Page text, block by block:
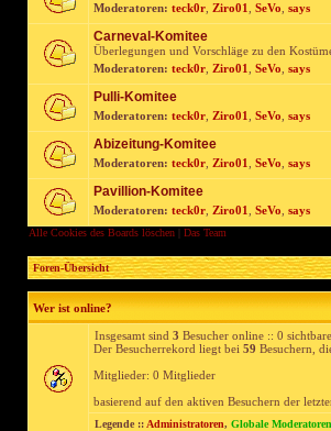
Moderatoren: teck0r Ziro01 SeVo says
Carneval-Komitee
Überlegungen und Vorschläge zu den
Moderatoren: teck0r Ziro01 SeVo says
Pulli-Komitee
Moderatoren: teck0r Ziro01 SeVo says
Abizeitung-Komitee
Moderatoren: teck0r Ziro01 SeVo says
Pavillion-Komitee
Moderatoren: teck0r Ziro01 SeVo says
Alle Cookies des Boards löschen | Das Team
Foren-Übersicht
Wer ist online?
Insgesamt sind 3 Besucher online :: 0
Der Besucherrekord liegt bei 59 Besuchern,
Mitglieder: 0 Mitglieder
basierend auf den aktiven Besuchern der
Legende :: Administratoren, Globale Moderatoren